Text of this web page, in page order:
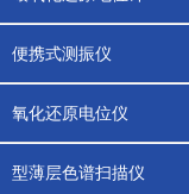
便携式测振仪
氧化还原电位仪
型薄层色谱扫描仪